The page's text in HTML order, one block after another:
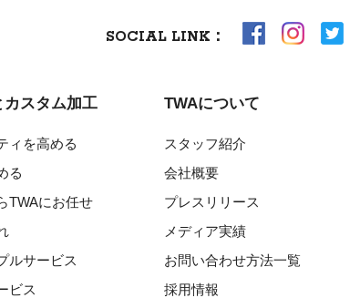
SOCIAL LINK：
カスタム加工
ィを高める
る
TWAにお任せ
ルサービス
ビス
TWAについて
スタッフ紹介
会社概要
プレスリリース
メディア実績
お問い合わせ方法一覧
採用情報